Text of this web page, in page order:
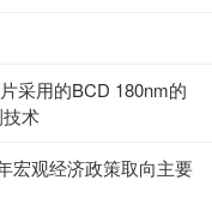
采用的BCD 180nm的
术
宏观经济政策取向主要